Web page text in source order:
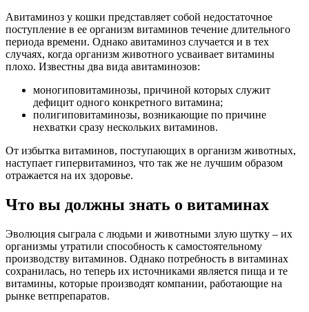
Авитаминоз у кошки представляет собой недостаточное
поступление в ее организм витаминов течение длительного
периода времени. Однако авитаминоз случается и в тех
случаях, когда организм животного усваивает витамины
плохо. Известны два вида авитаминозов:
моногиповитаминозы, причиной которых служит
дефицит одного конкретного витамина;
полигиповитаминозы, возникающие по причине
нехватки сразу нескольких витаминов.
От избытка витаминов, поступающих в организм животных,
наступает гипервитаминоз, что так же не лучшим образом
отражается на их здоровье.
Что вы должны знать о витаминах
Эволюция сыграла с людьми и животными злую шутку – их
организмы утратили способность к самостоятельному
производству витаминов. Однако потребность в витаминах
сохранилась, но теперь их источниками является пища и те
витамины, которые производят компании, работающие на
рынке ветпрепаратов.